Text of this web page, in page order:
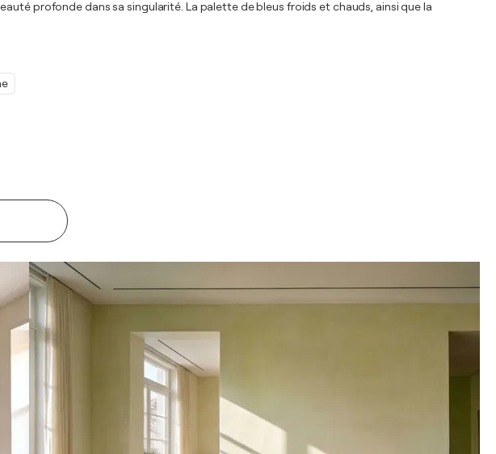
profonde dans sa singularité. La palette de bleus froids et chauds, ainsi que la